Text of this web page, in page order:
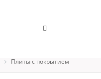
Плиты с покрытием